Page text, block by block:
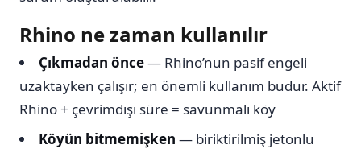
Rhino ne zaman kullanılır
Çıkmadan önce— Rhino’nun pasif engeli
uzaktayken çalışır; en önemli kullanım budur. Aktif
Rhino + çevrimdışı süre = savunmalı köy
Köyün bitmemişken — biriktirilmiş jetonlu